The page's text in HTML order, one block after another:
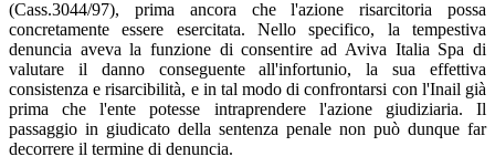
(Cass.3044/97), prima ancora che l'azione risarcitoria possa
concretamente essere esercitata. Nello specifico, la tempestiva
denuncia aveva la funzione di consentire ad Aviva Italia Spa di
valutare il danno conseguente all'infortunio, la sua effettiva
consistenza e risarcibilità, e in tal modo di confrontarsi con l'Inail già
prima che l'ente potesse intraprendere l'azione giudiziaria. Il
passaggio in giudicato della sentenza penale non può dunque far
decorrere il termine di denuncia.